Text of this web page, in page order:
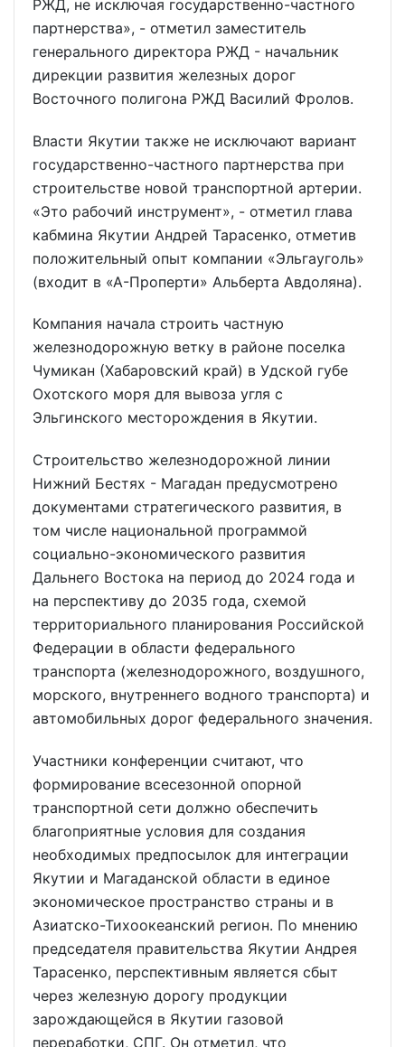
РЖД, не исключая государственно-частного
партнерства», - отметил заместитель
генерального директора РЖД - начальник
дирекции развития железных дорог
Восточного полигона РЖД Василий Фролов.
Власти Якутии также не исключают вариант
государственно-частного партнерства при
строительстве новой транспортной артерии.
«Это рабочий инструмент», - отметил глава
кабмина Якутии Андрей Тарасенко, отметив
положительный опыт компании «Эльгауголь»
(входит в «А-Проперти» Альберта Авдоляна).
Компания начала строить частную
железнодорожную ветку в районе поселка
Чумикан (Хабаровский край) в Удской губе
Охотского моря для вывоза угля с
Эльгинского месторождения в Якутии.
Строительство железнодорожной линии
Нижний Бестях - Магадан предусмотрено
документами стратегического развития, в
том числе национальной программой
социально-экономического развития
Дальнего Востока на период до 2024 года и
на перспективу до 2035 года, схемой
территориального планирования Российской
Федерации в области федерального
транспорта (железнодорожного, воздушного,
морского, внутреннего водного транспорта) и
автомобильных дорог федерального значения.
Участники конференции считают, что
формирование всесезонной опорной
транспортной сети должно обеспечить
благоприятные условия для создания
необходимых предпосылок для интеграции
Якутии и Магаданской области в единое
экономическое пространство страны и в
Азиатско-Тихоокеанский регион. По мнению
председателя правительства Якутии Андрея
Тарасенко, перспективным является сбыт
через железную дорогу продукции
зарождающейся в Якутии газовой
переработки, СПГ. Он отметил, что